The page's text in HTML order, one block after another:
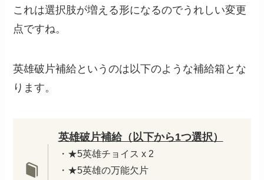
これは選択肢が増える形になるのでうれしい変更
点ですね。
英雄破片補給というのは以下のような補給箱とな
ります。
英雄破片補給（以下から1つ選択）
・★5英雄チョイス x 2
・★5英雄の万能欠片